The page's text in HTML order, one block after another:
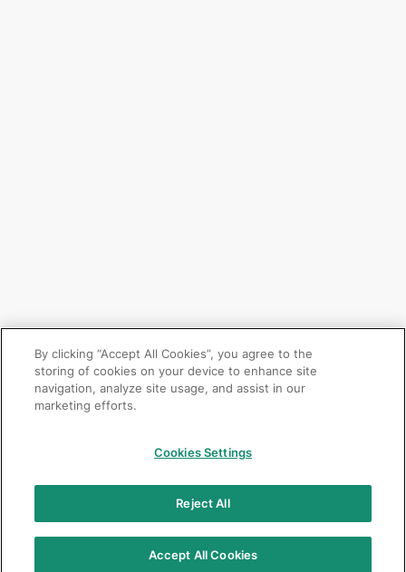
By clicking “Accept All Cookies”, you agree to the
storing of cookies on your device to enhance site
navigation, analyze site usage, and assist in our
marketing efforts.
Cookies Settings
Reject All
Accept All Cookies